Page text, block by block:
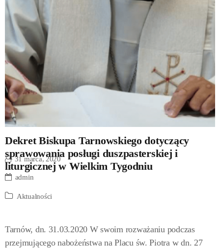
Dekret Biskupa Tarnowskiego dotyczący
sprawowania posługi duszpasterskiej i
liturgicznej w Wielkim Tygodniu
31 marca, 2020
admin
Aktualności
Tarnów, dn. 31.03.2020 W swoim rozważaniu podczas
przejmującego nabożeństwa na Placu św. Piotra w dn. 27